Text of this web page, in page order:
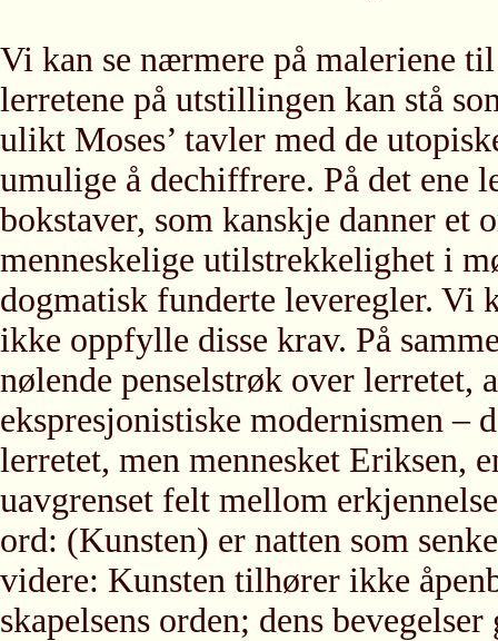
Vi kan se nærmere på maleriene
lerretene på utstillingen kan stå
ulikt Moses’ tavler med de
umulige å dechiffrere. På det ene
bokstaver, som kanskje danner
menneskelige utilstrekkelighet i
dogmatisk funderte leveregler.
ikke oppfylle disse krav. På
nølende penselstrøk over lerretet,
ekspresjonistiske modernismen –
lerretet, men mennesket Eriksen,
uavgrenset felt mellom
ord: (Kunsten) er natten som
videre: Kunsten tilhører ikke
skapelsens orden; dens